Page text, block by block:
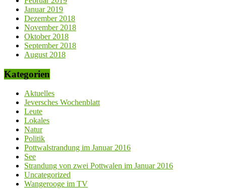
Januar 2019
Dezember 2018
November 2018
Oktober 2018
September 2018
August 2018
Kategorien
Aktuelles
Jeversches Wochenblatt
Leute
Lokales
Natur
Politik
Pottwalstrandung im Januar 2016
See
Strandung von zwei Pottwalen im Januar 2016
Uncategorized
Wangerooge im TV